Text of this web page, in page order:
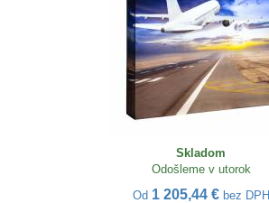
Skladom
Odošleme v utorok
Od 1 205,44 € bez DPH